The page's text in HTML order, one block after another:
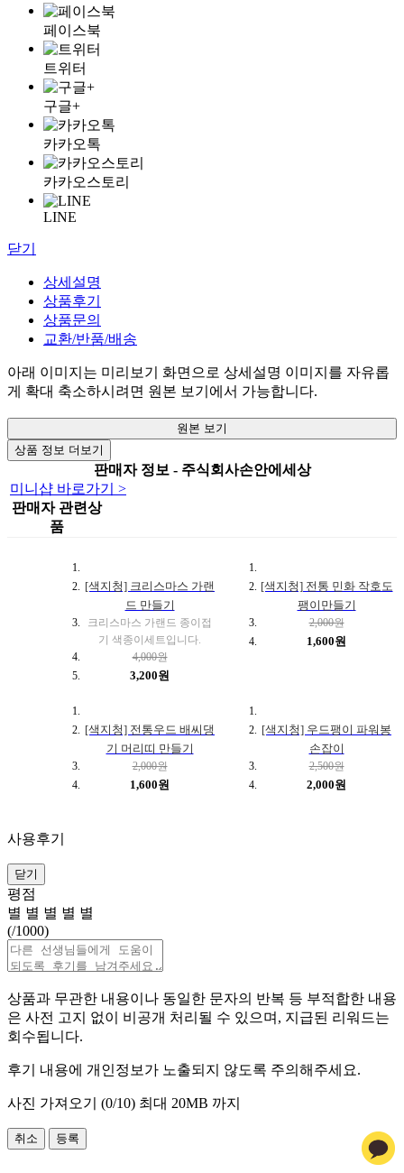
페이스북
트위터
구글+
카카오톡
카카오스토리
LINE
닫기
상세설명
상품후기
상품문의
교환/반품/배송
아래 이미지는 미리보기 화면으로 상세설명 이미지를 자유롭
게 확대 축소하시려면 원본 보기에서 가능합니다.
원본 보기
상품 정보 더보기
판매자 정보 - 주식회사손안에세상
미니샵 바로가기 >
판매자 관련상
품
[색지청] 크리스마스 가랜
드 만들기
크리스마스 가랜드 종이접
기 색종이세트입니다.
4,000원
3,200원
[색지청] 전통 민화 작호도
팽이만들기
2,000원
1,600원
[색지청] 전통우드 배씨댕
기 머리띠 만들기
2,000원
1,600원
[색지청] 우드팽이 파워봉
손잡이
2,500원
2,000원
사용후기
닫기
평점
별 별 별 별 별
(/1000)
상품과 무관한 내용이나 동일한 문자의 반복 등 부적합한 내용
은 사전 고지 없이 비공개 처리될 수 있으며, 지급된 리워드는
회수됩니다.
후기 내용에 개인정보가 노출되지 않도록 주의해주세요.
사진 가져오기 (0/10) 최대 20MB 까지
취소 등록